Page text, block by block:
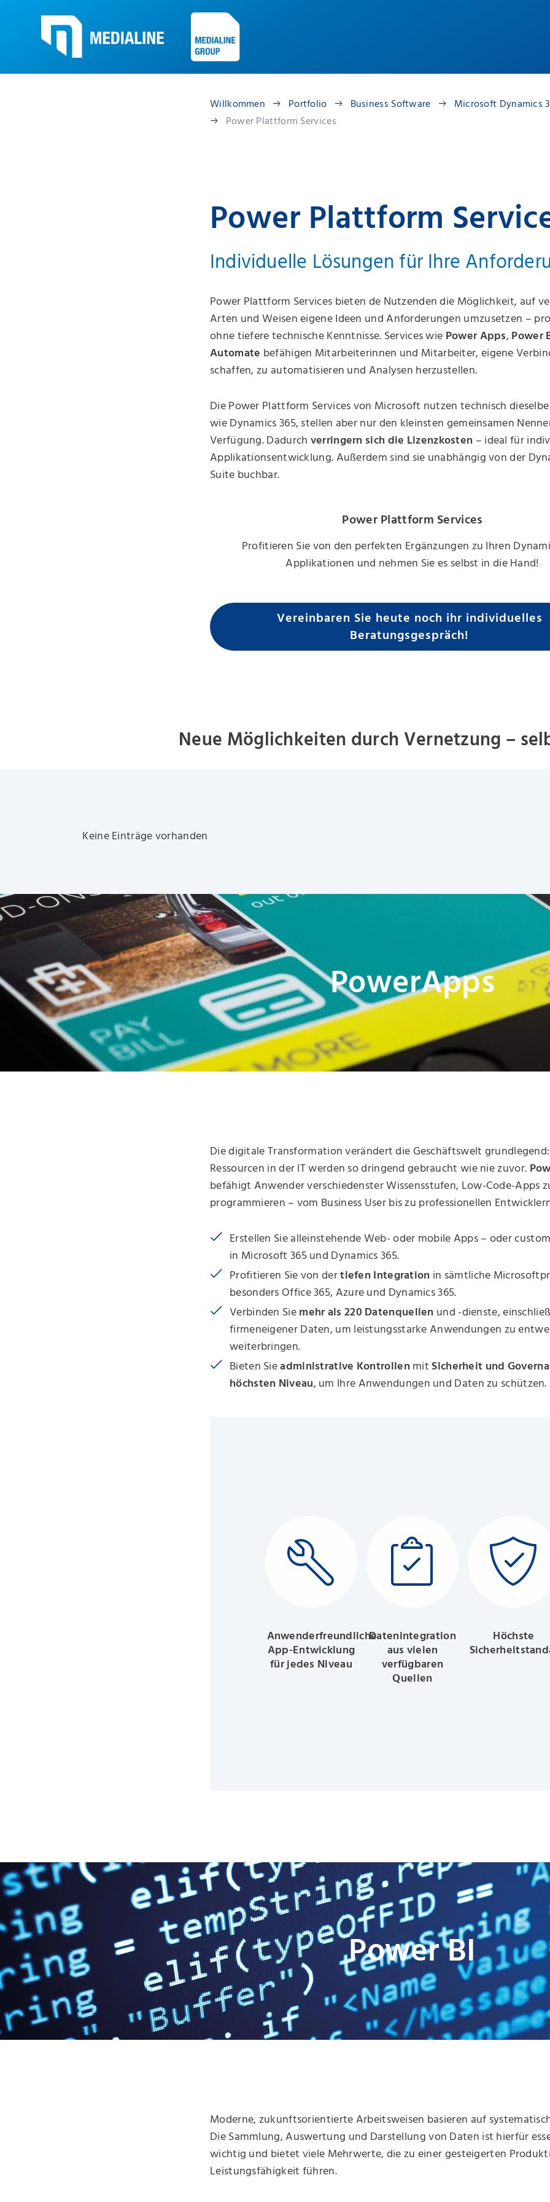
Willkommen Portfolio Business Software
Microsoft Dynamics
Power Plattform Services
Power Plattform
Individuelle Lösungen für Ihre
Power Plattform Services bieten de Nutzenden die Möglichkeit, auf
Arten und Weisen eigene Ideen und Anforderungen umzusetzen –
ohne tiefere technische Kenntnisse. Services wie Power Apps, Power
Automate befähigen Mitarbeiterinnen und Mitarbeiter, eigene
schaffen, zu automatisieren und Analysen herzustellen.
Die Power Plattform Services von Microsoft nutzen technisch
wie Dynamics 365, stellen aber nur den kleinsten gemeinsamen
Verfügung. Dadurch verringern sich die Lizenzkosten – ideal für
Applikationsentwicklung. Außerdem sind sie unabhängig von der
Suite buchbar.
Power Plattform Services
Profitieren Sie von den perfekten Ergänzungen zu Ihren
Applikationen und nehmen Sie es selbst in die Hand!
Vereinbaren Sie heute noch ihr individuelles
Beratungsgespräch!
Neue Möglichkeiten durch Vernetzung –
Keine Einträge vorhanden
PowerApps
Die digitale Transformation verändert die Geschäftswelt
Ressourcen in der IT werden so dringend gebraucht wie nie zuvor.
befähigt Anwender verschiedenster Wissensstufen, Low-Code-Apps
programmieren – vom Business User bis zu professionellen
Erstellen Sie alleinstehende Web- oder mobile Apps – oder
in Microsoft 365 und Dynamics 365.
Profitieren Sie von dertiefen Integration in sämtliche
besonders Office 365, Azure und Dynamics 365.
Verbinden Sie mehr als 220 Datenquellen und -dienste,
firmeneigener Daten, um leistungsstarke Anwendungen zu
weiterbringen.
Bieten Sieadministrative Kontrollen mit Sicherheit und
höchsten Niveau, um Ihre Anwendungen und Daten zu schützen.
Anwenderfreundliche
App-Entwicklung
für jedes Niveau
Datenintegration
aus vielen
verfügbaren
Quellen
Höchste
Power BI
Moderne, zukunftsorientierte Arbeitsweisen basieren auf
Die Sammlung, Auswertung und Darstellung von Daten ist hierfür
wichtig und bietet viele Mehrwerte, die zu einer gesteigerten
Leistungsfähigkeit führen.